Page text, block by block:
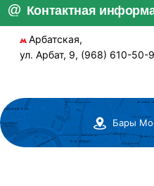
Контактная
Арбатская,
ул. Арбат, 9, (968) 610-50-
Бары